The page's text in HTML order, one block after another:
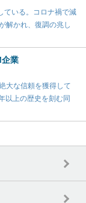
ている。コロナ禍で減
解かれ、復調の兆し
企業
大な信頼を獲得して
以上の歴史を刻む同